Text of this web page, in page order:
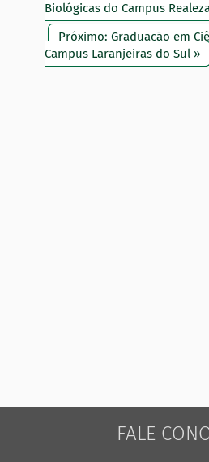
Biológicas do Campus
Próximo: Graduação em
Campus Laranjeiras do Sul »
FALE